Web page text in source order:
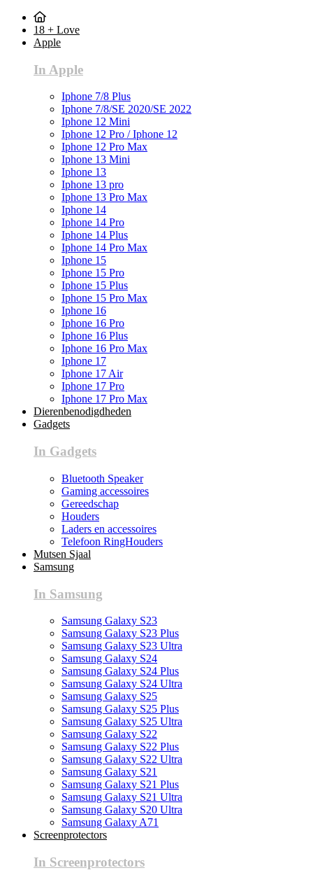
18 + Love
Apple
In Apple
Iphone 7/8 Plus
Iphone 7/8/SE 2020/SE 2022
Iphone 12 Mini
Iphone 12 Pro / Iphone 12
Iphone 12 Pro Max
Iphone 13 Mini
Iphone 13
Iphone 13 pro
Iphone 13 Pro Max
Iphone 14
Iphone 14 Pro
Iphone 14 Plus
Iphone 14 Pro Max
Iphone 15
Iphone 15 Pro
Iphone 15 Plus
Iphone 15 Pro Max
Iphone 16
Iphone 16 Pro
Iphone 16 Plus
Iphone 16 Pro Max
Iphone 17
Iphone 17 Air
Iphone 17 Pro
Iphone 17 Pro Max
Dierenbenodigdheden
Gadgets
In Gadgets
Bluetooth Speaker
Gaming accessoires
Gereedschap
Houders
Laders en accessoires
Telefoon RingHouders
Mutsen Sjaal
Samsung
In Samsung
Samsung Galaxy S23
Samsung Galaxy S23 Plus
Samsung Galaxy S23 Ultra
Samsung Galaxy S24
Samsung Galaxy S24 Plus
Samsung Galaxy S24 Ultra
Samsung Galaxy S25
Samsung Galaxy S25 Plus
Samsung Galaxy S25 Ultra
Samsung Galaxy S22
Samsung Galaxy S22 Plus
Samsung Galaxy S22 Ultra
Samsung Galaxy S21
Samsung Galaxy S21 Plus
Samsung Galaxy S21 Ultra
Samsung Galaxy S20 Ultra
Samsung Galaxy A71
Screenprotectors
In Screenprotectors